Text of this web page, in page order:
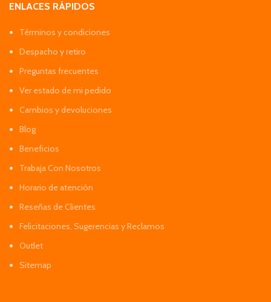
ENLACES RÁPIDOS
Términos y condiciones
Despacho y retiro
Preguntas frecuentes
Ver estado de mi pedido
Cambios y devoluciones
Blog
Beneficios
Trabaja Con Nosotros
Horario de atención
Reseñas de Clientes
Felicitaciones, Sugerencias y Reclamos
Outlet
Sitemap